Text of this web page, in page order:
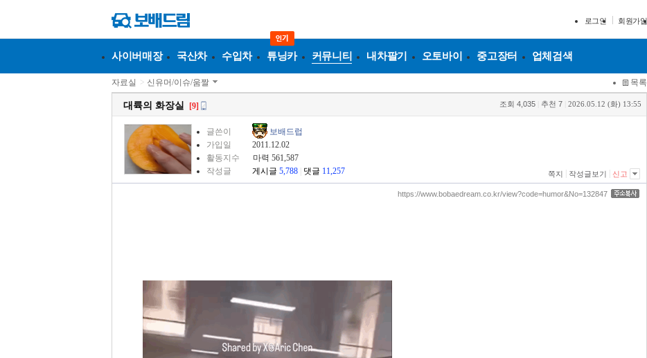
로그인 회원가입
사이버매장 국산차 수입차 튜닝카 커뮤니티 내차팔기 오토바이 중고장터 업체검색
자료실 > 신유머/이슈/움짤 목록
대륙의 화장실 [9] 조회 4,035 추천 7 2026.05.12 (화) 13:55
글쓴이
보배드럽
가입일
2011.12.02
활동지수
마력 561,587
작성글
게시글 5,788 댓글 11,257 쪽지 작성글보기 신고
https://www.bobaedream.co.kr/view?code=humor&No=132847